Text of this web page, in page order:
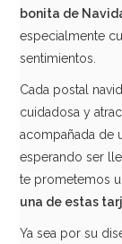
bonita de
especialmente
sentimientos.
Cada postal
cuidadosa y
acompañada de
esperando ser
te prometemos
una de estas
Ya sea por su